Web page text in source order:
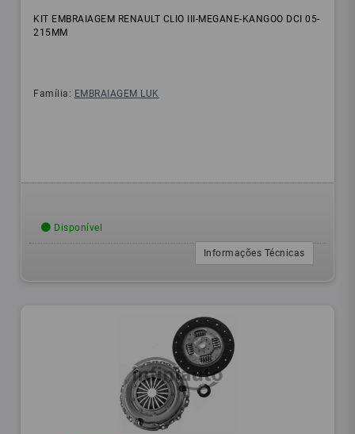
KIT EMBRAIAGEM RENAULT CLIO III-MEGANE-KANGOO DCI 05-
215MM
Família: EMBRAIAGEM LUK
Disponível
Informações Técnicas